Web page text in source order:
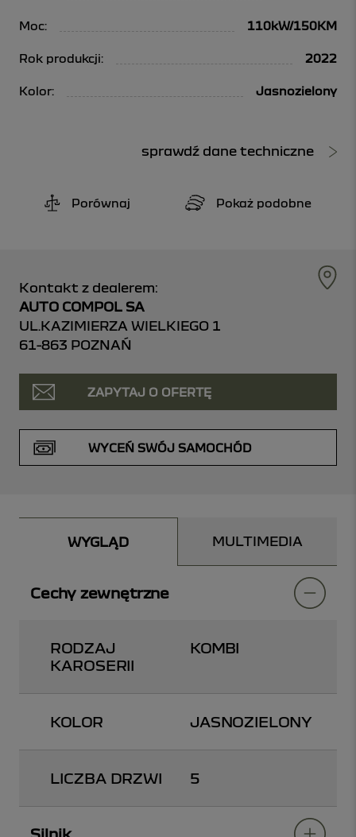
Moc: 110kW/150KM
Rok produkcji: 2022
Kolor: Jasnozielony
sprawdź dane techniczne
Porównaj Pokaż podobne
Kontakt z dealerem:
AUTO COMPOL SA
UL.KAZIMIERZA WIELKIEGO 1
61-863 POZNAŃ
ZAPYTAJ O OFERTĘ
WYCEŃ SWÓJ SAMOCHÓD
WYGLĄD MULTIMEDIA
Cechy zewnętrzne
RODZAJ
KAROSERII
KOMBI
KOLOR JASNOZIELONY
LICZBA DRZWI 5
Silnik